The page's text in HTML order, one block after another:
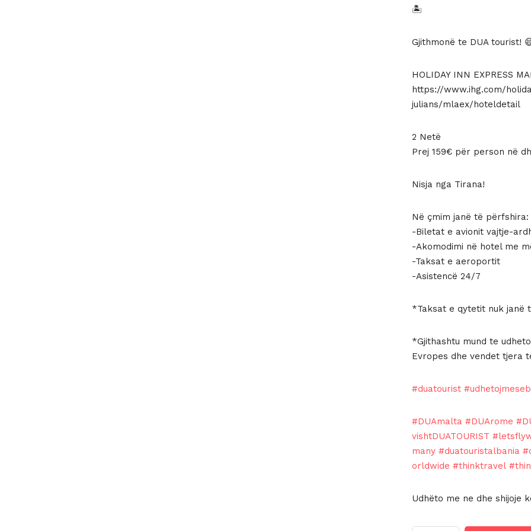
🏝
Gjithmonë te DUA tourist!
HOLIDAY INN EXPRESS
https://www.ihg.com/
julians/mlaex/hoteldetail
2 Netë
Prej 159€ për person në
Nisja nga Tirana!
Në çmim janë të përfshira:
-Biletat e avionit vajtje-
-Akomodimi në hotel me
-Taksat e aeroportit
-Asistencë 24/7
*Taksat e qytetit nuk janë
*Gjithashtu mund te
Evropes dhe vendet tjera
#duatourist
#DUAmalta #DUArome
vishtDUATOURIST
many #duatouristalbania
orldwide #thinktravel
Udhëto me ne dhe shijoje